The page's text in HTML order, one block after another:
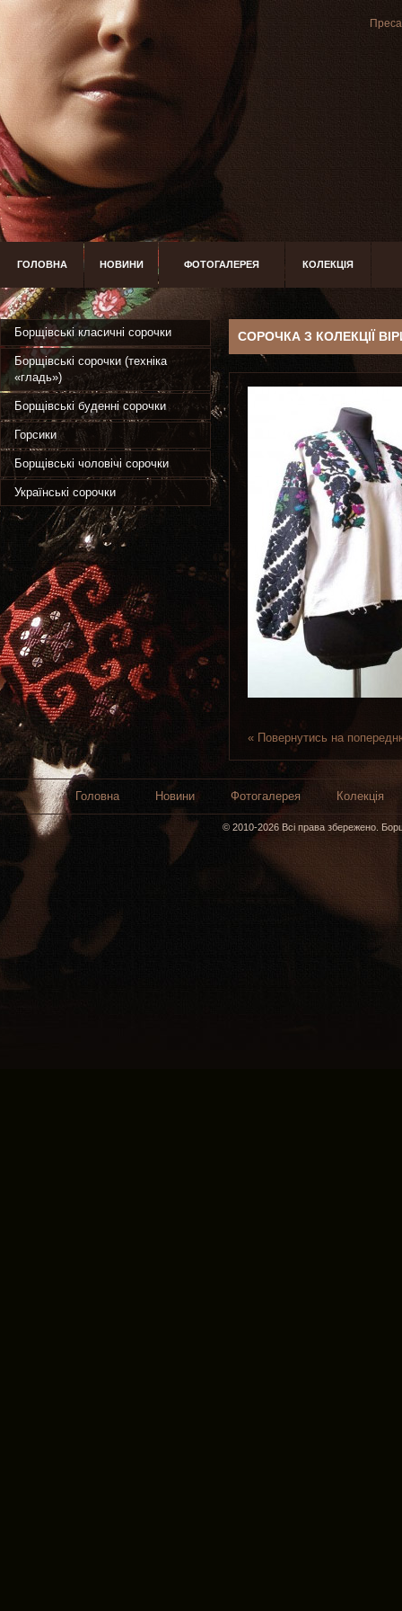
Преса
ГОЛОВНА НОВИНИ ФОТОГАЛЕРЕЯ КОЛЕКЦІЯ
Борщівські класичні сорочки
Борщівські сорочки (техніка
«гладь»)
Борщівські буденні сорочки
Горсики
Борщівські чоловічі сорочки
Українські сорочки
СОРОЧКА З КОЛЕКЦІЇ
« Повернутись на
Головна Новини Фотогалерея Колекція
© 2010-2026 Всі права збережено.